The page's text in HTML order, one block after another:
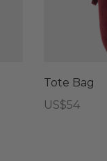
Tote Bag
US$54